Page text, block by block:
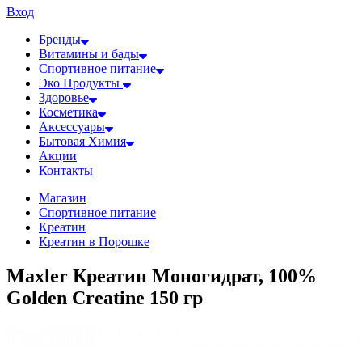
Вход
Бренды
Витамины и бады
Спортивное питание
Эко Продукты
Здоровье
Косметика
Аксессуары
Бытовая Химия
Акции
Контакты
Магазин
Спортивное питание
Креатин
Креатин в Порошке
Maxler Креатин Моногидрат, 100%
Golden Creatine 150 гр